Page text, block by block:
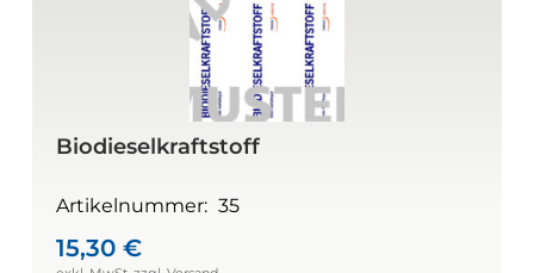
Biodieselkraftstoff
Artikelnummer: 35
15,30 €